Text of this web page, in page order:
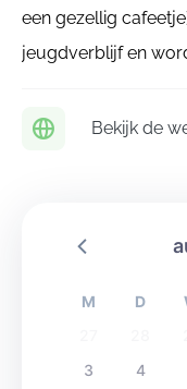
een gezellig
jeugdverblijf en
Bekijk de
M D
3
4